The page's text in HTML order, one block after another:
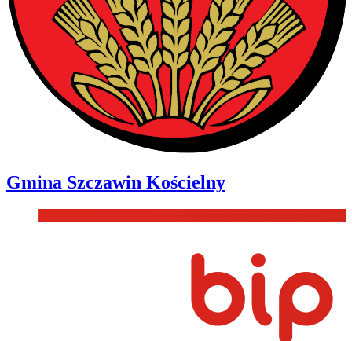
Gmina Szczawin Kościelny